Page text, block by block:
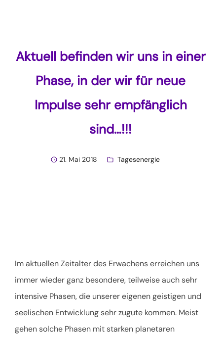
Aktuell befinden wir uns in einer
Phase, in der wir für neue
Impulse sehr empfänglich
sind…!!!
21. Mai 2018 Tagesenergie
Im aktuellen Zeitalter des Erwachens erreichen uns
immer wieder ganz besondere, teilweise auch sehr
intensive Phasen, die unserer eigenen geistigen und
seelischen Entwicklung sehr zugute kommen. Meist
gehen solche Phasen mit starken planetaren